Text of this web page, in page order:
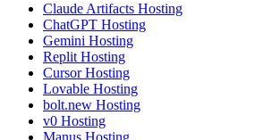
Claude Artifacts Hosting
ChatGPT Hosting
Gemini Hosting
Replit Hosting
Cursor Hosting
Lovable Hosting
bolt.new Hosting
v0 Hosting